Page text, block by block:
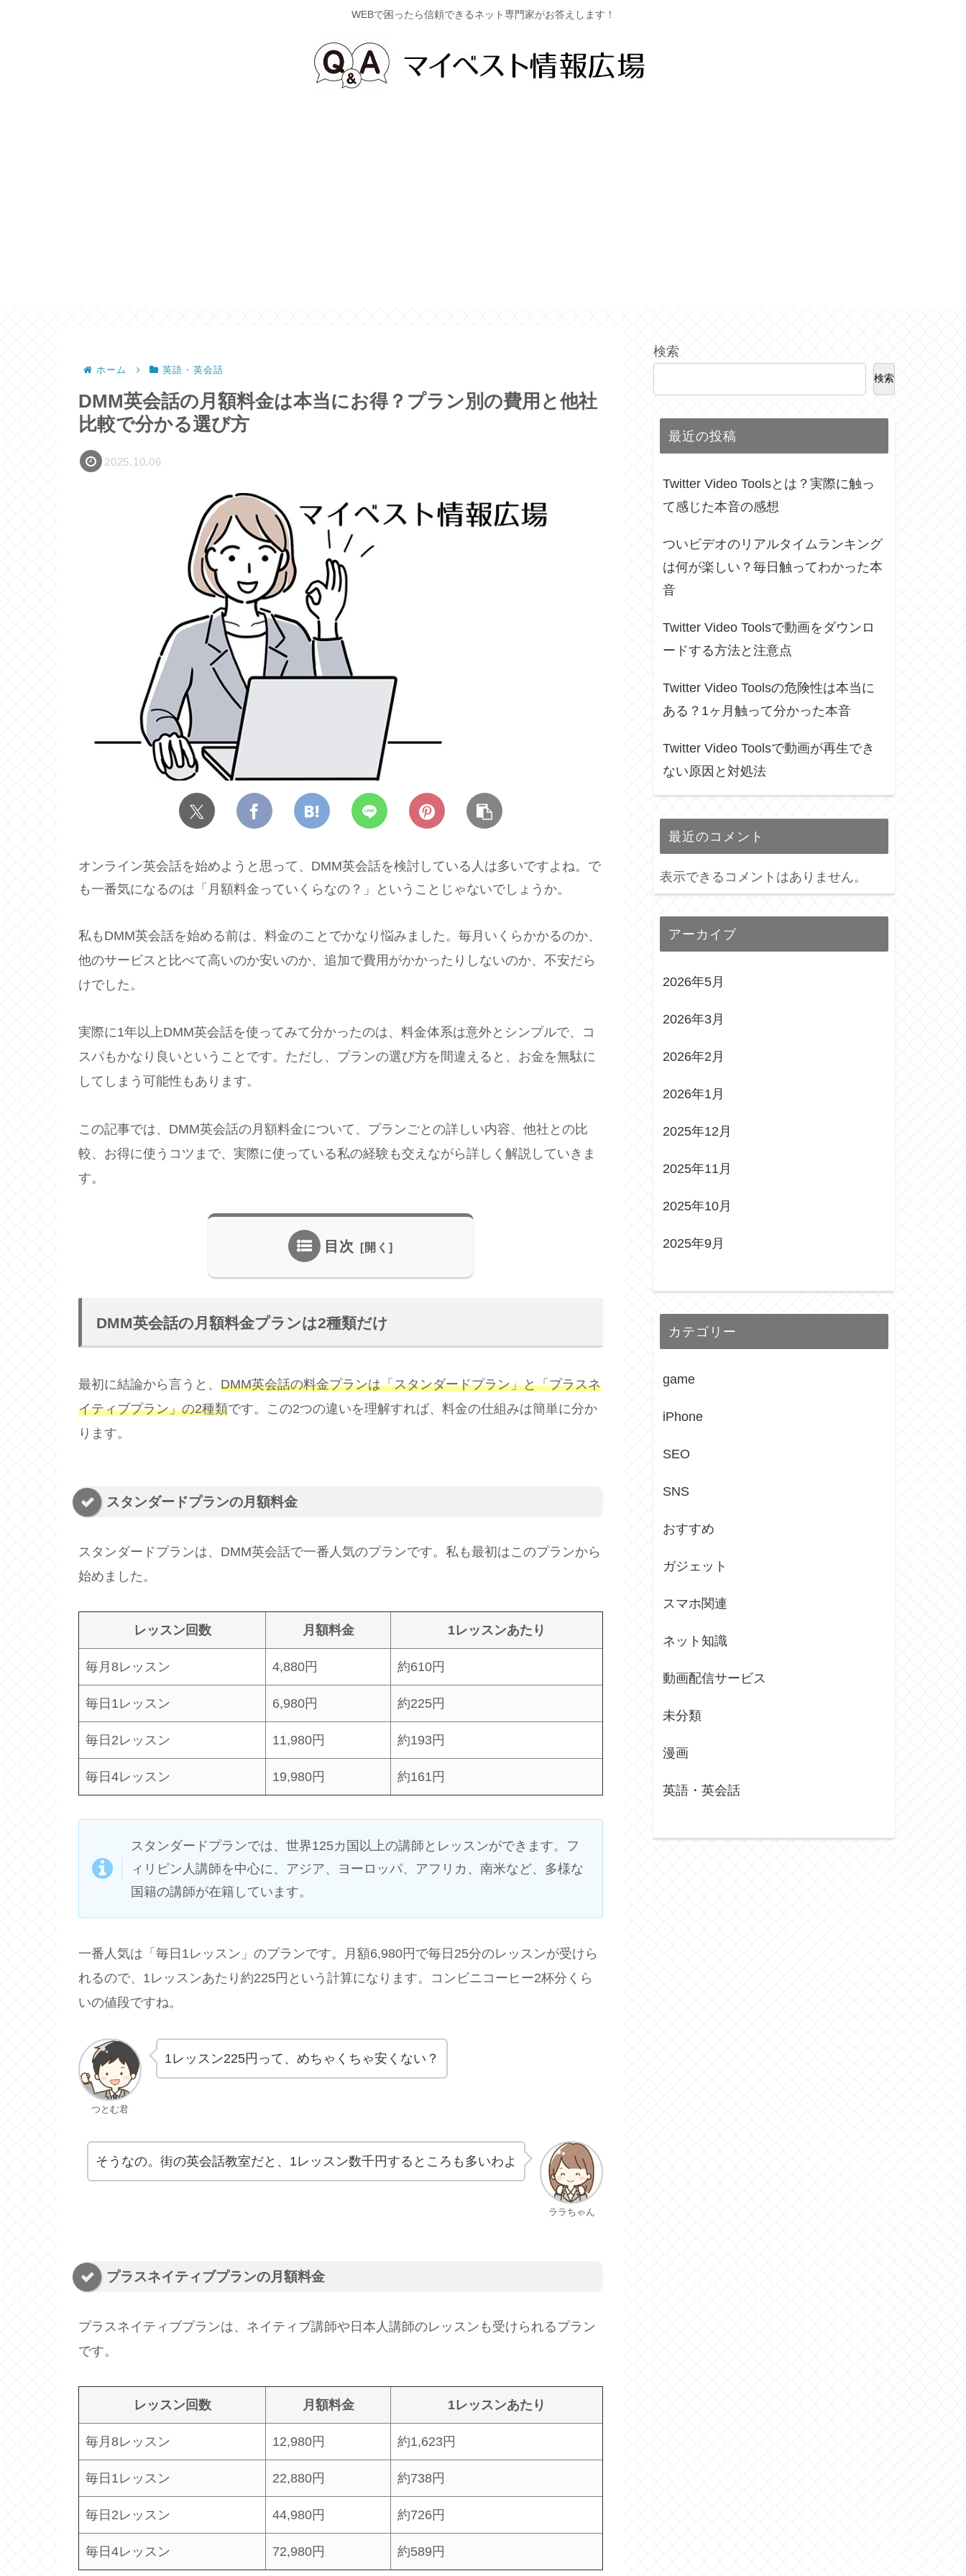
WEBで困ったら信頼できるネット専門家がお答えします！
ホーム 英語・英会話
DMM英会話の月額料金は本当にお得？プラン別の費用と他社
比較で分かる選び方
2025.10.06
オンライン英会話を始めようと思って、DMM英会話を検討している人は多いですよね。で
も一番気になるのは「月額料金っていくらなの？」ということじゃないでしょうか。
私もDMM英会話を始める前は、料金のことでかなり悩みました。毎月いくらかかるのか、
他のサービスと比べて高いのか安いのか、追加で費用がかかったりしないのか、不安だら
けでした。
実際に1年以上DMM英会話を使ってみて分かったのは、料金体系は意外とシンプルで、コ
スパもかなり良いということです。ただし、プランの選び方を間違えると、お金を無駄に
してしまう可能性もあります。
この記事では、DMM英会話の月額料金について、プランごとの詳しい内容、他社との比
較、お得に使うコツまで、実際に使っている私の経験も交えながら詳しく解説していきま
す。
目次
DMM英会話の月額料金プランは2種類だけ
最初に結論から言うと、 DMM英会話の料金プランは「スタンダードプラン」と「プラスネ
イティブプラン」の2種類です。この2つの違いを理解すれば、料金の仕組みは簡単に分か
ります。
スタンダードプランの月額料金
スタンダードプランは、DMM英会話で一番人気のプランです。私も最初はこのプランから
始めました。
レッスン回数 月額料金 1レッスンあたり
毎月8レッスン 4,880円 約610円
毎日1レッスン 6,980円 約225円
毎日2レッスン 11,980円 約193円
毎日4レッスン 19,980円 約161円
スタンダードプランでは、世界125カ国以上の講師とレッスンができます。フ
ィリピン人講師を中心に、アジア、ヨーロッパ、アフリカ、南米など、多様な
国籍の講師が在籍しています。
一番人気は「毎日1レッスン」のプランです。月額6,980円で毎日25分のレッスンが受けら
れるので、1レッスンあたり約225円という計算になります。コンビニコーヒー2杯分くら
いの値段ですね。
つとむ君
1レッスン225円って、めちゃくちゃ安くない？
ララちゃん
そうなの。街の英会話教室だと、1レッスン数千円するところも多いわよ
プラスネイティブプランの月額料金
プラスネイティブプランは、ネイティブ講師や日本人講師のレッスンも受けられるプラン
です。
レッスン回数 月額料金 1レッスンあたり
毎月8レッスン 12,980円 約1,623円
毎日1レッスン 22,880円 約738円
毎日2レッスン 44,980円 約726円
毎日4レッスン 72,980円 約589円
検索
検索
最近の投稿
Twitter Video Toolsとは？実際に触っ
て感じた本音の感想
ついビデオのリアルタイムランキング
は何が楽しい？毎日触ってわかった本
音
Twitter Video Toolsで動画をダウンロ
ードする方法と注意点
Twitter Video Toolsの危険性は本当に
ある？1ヶ月触って分かった本音
Twitter Video Toolsで動画が再生でき
ない原因と対処法
最近のコメント
表示できるコメントはありません。
アーカイブ
2026年5月
2026年3月
2026年2月
2026年1月
2025年12月
2025年11月
2025年10月
2025年9月
カテゴリー
game
iPhone
SEO
SNS
おすすめ
ガジェット
スマホ関連
ネット知識
動画配信サービス
未分類
漫画
英語・英会話